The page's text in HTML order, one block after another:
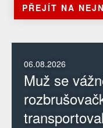
PŘEJÍT NA
06.08.2026
Muž se